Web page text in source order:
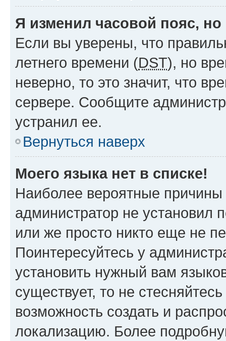
Я изменил часовой пояс,
Если вы уверены, что
летнего времени (DST), но
неверно, то это значит, что
сервере. Сообщите
устранил ее.
Вернуться наверх
Моего языка нет в списке!
Наиболее вероятные причины
администратор не установил
или же просто никто еще не
Поинтересуйтесь у
установить нужный вам
существует, то не
возможность создать и
локализацию. Более